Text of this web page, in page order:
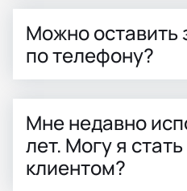
Можно оставить
по телефону?
Мне недавно
лет. Могу я
клиентом?